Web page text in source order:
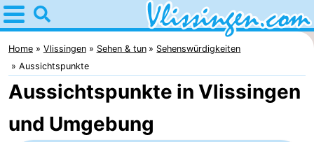
Home
Vlissingen
Tipps
Home Vlissingen Sehen & tun
Sehenswürdigkeiten
Aussichtspunkte
Aussichtspunkte in Vlissingen
und Umgebung